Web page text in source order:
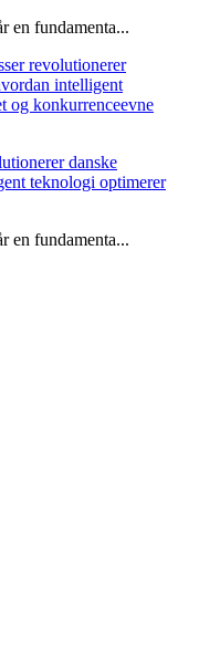
en fundamenta...
danske
teknologi optimerer
en fundamenta...